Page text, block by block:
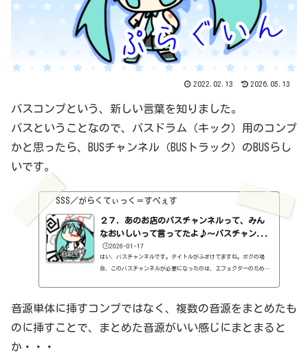
2022.02.13 2026.05.13
バスコンプという、新しい言葉を知りました。
バスということなので、バスドラム（キック）用のコンプ
かと思ったら、BUSチャンネル（BUSトラック）のBUSらし
いです。
SSS／がらくてぃっく＝すぺぇす
２７．あのお店のバスチャンネルって、みん
なおいしいって言ってたよ♪～バスチャン...
🕒️2026-01-17
はい、バスチャンネルです。タイトルがふざけてますね。ボクの場
合、このバスチャンネルが必要になったのは、エフェクターのためだ
ね。https://sss-music.xyz/2021/01/27/%ef%bc%92%ef%bc%93%ef%
bc%8e%e7%84%a1%e6%96%99%e3%83%97%e3%83%a9%e3%82%b0%e3%8
2%a4%e3%83%b3%e3%80%80mz-tapestop%e3%82%92%e4%bd%bf%e3%8
音源単体に挿すコンプではなく、複数の音源をまとめたも
のに挿すことで、まとめた音源がいい感じにまとまると
か・・・